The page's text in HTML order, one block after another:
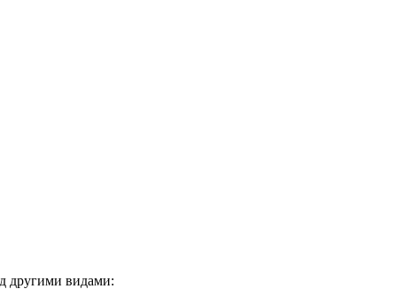
другими видами: